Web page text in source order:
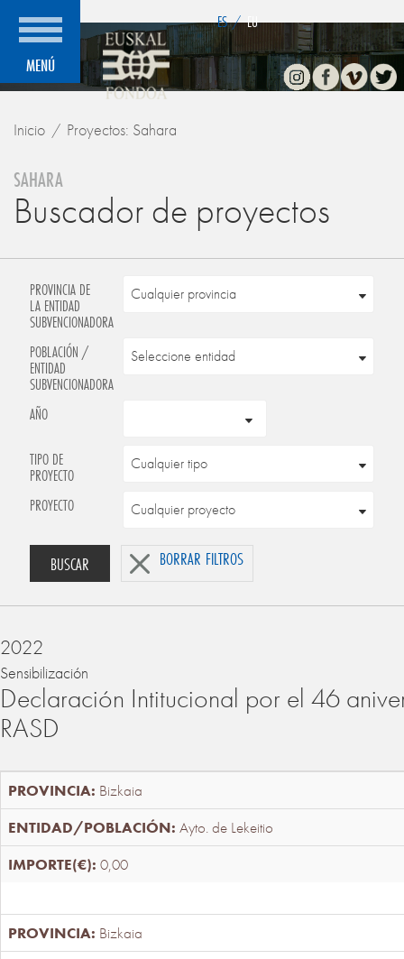
MENÚ
ES / EU
InstagramFacebook
Vimeo
Inicio Proyectos: Sahara
SAHARA
Buscador de proyectos
PROVINCIA DE
LA ENTIDAD
SUBVENCIONADORA
POBLACIÓN /
ENTIDAD
SUBVENCIONADORA
AÑO
TIPO DE
PROYECTO
PROYECTO
BUSCAR BORRAR FILTROS
2022
Sensibilización
Declaración Intitucional por el 46
RASD
Bizkaia
Ayto. de Lekeitio
0,00
Bizkaia